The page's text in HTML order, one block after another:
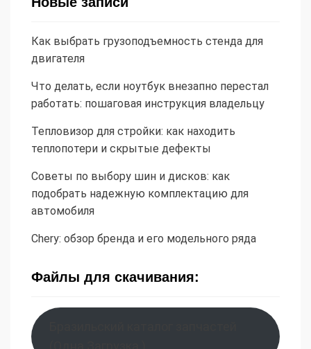
Как выбрать грузоподъемность стенда для
двигателя
Что делать, если ноутбук внезапно перестал
работать: пошаговая инструкция владельцу
Тепловизор для стройки: как находить
теплопотери и скрытые дефекты
Советы по выбору шин и дисков: как
подобрать надежную комплектацию для
автомобиля
Chery: обзор бренда и его модельного ряда
Файлы для скачивания: